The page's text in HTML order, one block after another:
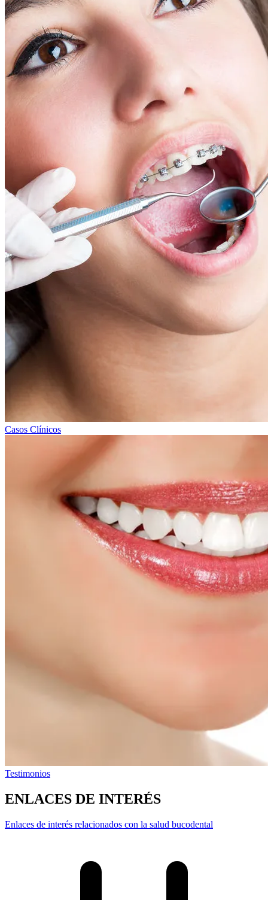
Casos Clínicos
Testimonios
ENLACES DE INTERÉS
Enlaces de interés relacionados con la salud bucodental